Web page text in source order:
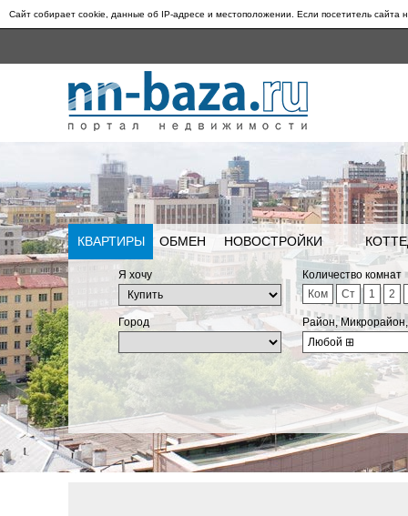
Сайт собирает cookie, данные об IP-адресе и местоположении. Если посетитель сайта
КВАРТИРЫ ОБМЕН НОВОСТРОЙКИ
Я хочу
Количество комнат
Ком
Ст 1 2
Город
Район,
Любой ⊞